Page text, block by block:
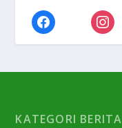
KATEGORI BERITA